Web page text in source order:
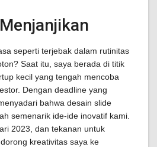
seperti terjebak dalam rutinitas
Saat itu, saya berada di titik
kecil yang tengah mencoba
Dengan deadline yang
bahwa desain slide
semenarik ide-ide inovatif kami.
2023, dan tekanan untuk
kreativitas saya ke